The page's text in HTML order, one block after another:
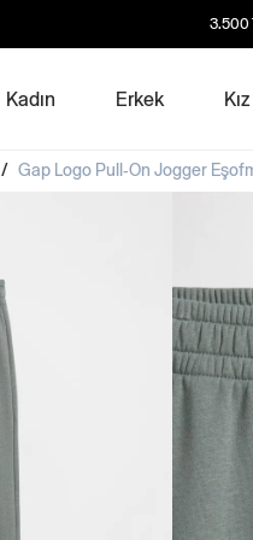
3.500
Kadın Erkek
/ Gap Logo Pull-On Jogger